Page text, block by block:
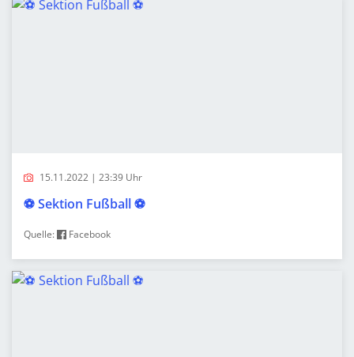
15.11.2022 | 23:39 Uhr
⚽️ Sektion Fußball ⚽️
Quelle: Facebook